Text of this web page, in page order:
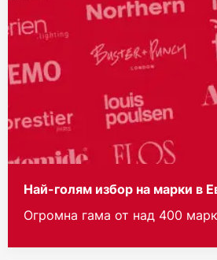
Най-голям избор на марки в
Огромна гама от над 400